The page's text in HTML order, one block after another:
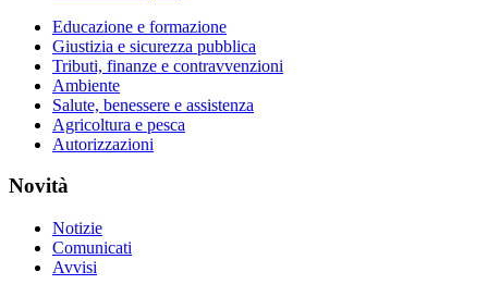
Educazione e formazione
Giustizia e sicurezza pubblica
Tributi, finanze e contravvenzioni
Ambiente
Salute, benessere e assistenza
Agricoltura e pesca
Autorizzazioni
Novità
Notizie
Comunicati
Avvisi